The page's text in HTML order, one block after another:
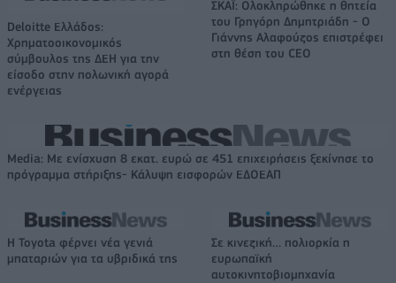
Deloitte Ελλάδος:
Χρηματοοικονομικός
σύμβουλος της ΔΕΗ για την
είσοδο στην πολωνική αγορά
ενέργειας
ΣΚΑΪ: Ολοκληρώθηκε η θητεία
του Γρηγόρη Δημητριάδη - Ο
Γιάννης Αλαφούζος επιστρέφει
στη θέση του CEO
Media: Με ενίσχυση 8 εκατ. ευρώ σε 451 επιχειρήσεις ξεκίνησε το
πρόγραμμα στήριξης- Κάλυψη εισφορών ΕΔΟΕΑΠ
Η Toyota φέρνει νέα γενιά
μπαταριών για τα υβριδικά της
Σε κινεζική… πολιορκία η
ευρωπαϊκή
αυτοκινητοβιομηχανία